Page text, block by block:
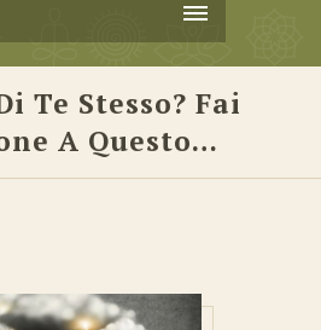
Te Stesso? Fai
A Questo…